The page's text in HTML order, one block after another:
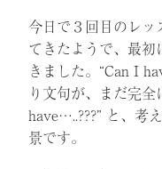
今日で３回目のレ
てきたようで、最
きました。“Can I
り文句が、まだ完
have…..???” と、考
景です。